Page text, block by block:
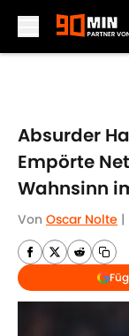
Absurder
Empörte
Wahnsinn
Von Oscar Nolte |